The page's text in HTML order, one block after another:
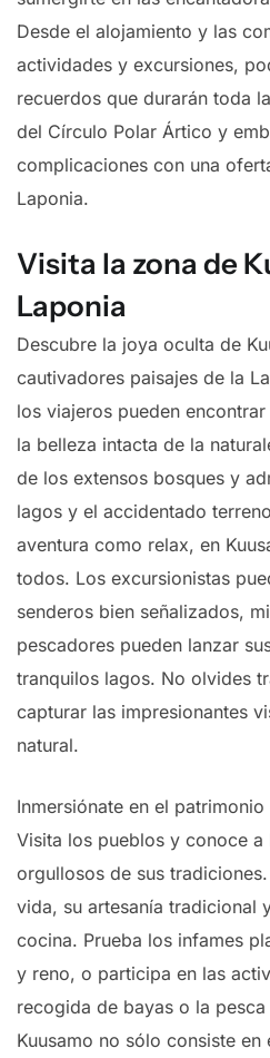
Desde el alojamiento y las
actividades y excursiones,
recuerdos que durarán toda
del Círculo Polar Ártico y
complicaciones con una
Laponia.
Visita la zona de
Laponia
Descubre la joya oculta de
cautivadores paisajes de la
los viajeros pueden
la belleza intacta de la
de los extensos bosques y
lagos y el accidentado
aventura como relax, en
todos. Los excursionistas
senderos bien señalizados,
pescadores pueden lanzar
tranquilos lagos. No olvides
capturar las impresionantes
natural.
Inmersiónate en el
Visita los pueblos y conoce a
orgullosos de sus
vida, su artesanía tradicional
cocina. Prueba los infames
y reno, o participa en las
recogida de bayas o la
Kuusamo no sólo consiste